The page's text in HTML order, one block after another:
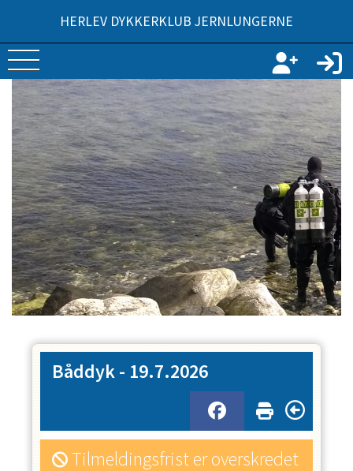
HERLEV DYKKERKLUB JERNLUNGERNE
Båddyk - 19.7.2026
Tilmeldingsfrist er overskredet